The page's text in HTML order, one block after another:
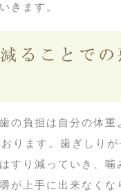
きます。
ることでの
の負担は自分の体重
ります。歯ぎしりが
すり減っていき、噛
が上手に出来なくな